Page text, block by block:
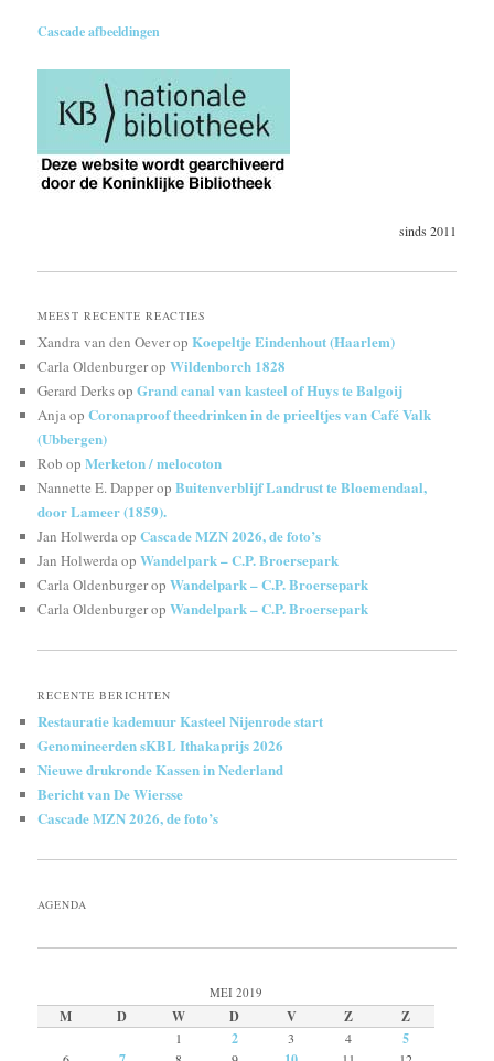
Cascade afbeeldingen
sinds 2011
MEEST RECENTE REACTIES
Xandra van den OeveropKoepeltje Eindenhout (Haarlem)
Carla OldenburgeropWildenborch 1828
Gerard DerksopGrand canal van kasteel of Huys te Balgoij
AnjaopCoronaproof theedrinken in de prieeltjes van Café Valk
(Ubbergen)
Rob opMerketon / melocoton
Nannette E. DapperopBuitenverblijf Landrust te Bloemendaal,
door Lameer (1859).
Jan HolwerdaopCascade MZN 2026, de foto’s
Jan HolwerdaopWandelpark – C.P. Broersepark
Carla OldenburgeropWandelpark – C.P. Broersepark
Carla OldenburgeropWandelpark – C.P. Broersepark
RECENTE BERICHTEN
Restauratie kademuur Kasteel Nijenrode start
Genomineerden sKBL Ithakaprijs 2026
Nieuwe drukronde Kassen in Nederland
Bericht van De Wiersse
Cascade MZN 2026, de foto’s
AGENDA
MEI 2019
M D W D V Z Z
1 2 3 4 5